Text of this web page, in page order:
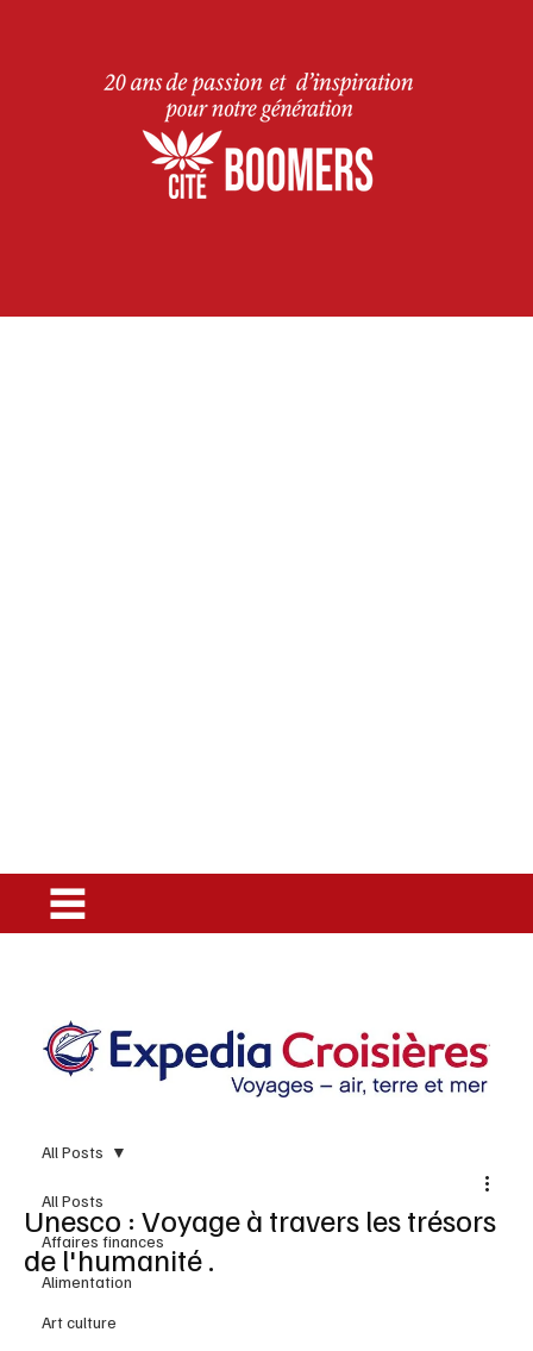
All Posts
Affaires finances
Alimentation
Art culture
All Posts
Unesco : Voyage à travers les trésors
de l'humanité .